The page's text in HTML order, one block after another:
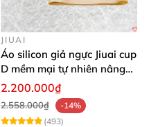
JIUAI
Áo silicon giả ngực Jiuai cup
D mềm mại tự nhiên nâng
ngực
2.200.000₫
2.558.000₫
-14%
(493)